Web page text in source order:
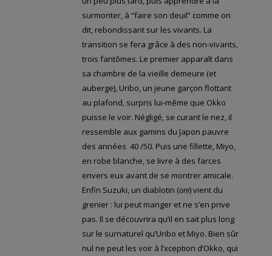
surmonter, à “faire son deuil” comme on
dit, rebondissant sur les vivants. La
transition se fera grâce à des non-vivants,
trois fantômes. Le premier apparaît dans
sa chambre de la vieille demeure (et
auberge), Uribo, un jeune garçon flottant
au plafond, surpris lui-même que Okko
puisse le voir. Négligé, se curant le nez, il
ressemble aux gamins du Japon pauvre
des années 40 /50. Puis une fillette, Miyo,
en robe blanche, se livre à des farces
envers eux avant de se montrer amicale.
Enfin Suzuki, un diablotin (oni) vient du
grenier : lui peut manger et ne s’en prive
pas. Il se découvrira qu’il en sait plus long
sur le surnaturel qu’Uribo et Miyo. Bien sûr
nul ne peut les voir à l’xception d’Okko, qui